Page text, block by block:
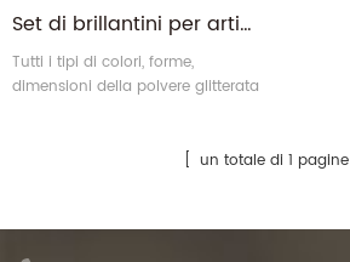
Set di brillantini per artigianato artistico natalizio
Tutti i tipi di colori, forme,
dimensioni della polvere glitterata
un totale di 1 pagine